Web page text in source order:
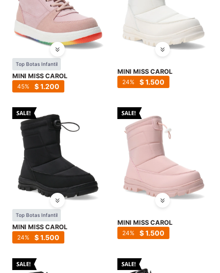
Top Botas Infantil
MINI MISS CAROL
$1.200
45
MINI MISS CAROL
$1.500
24
Top Botas Infantil
MINI MISS CAROL
$1.500
24
MINI MISS CAROL
$1.500
24